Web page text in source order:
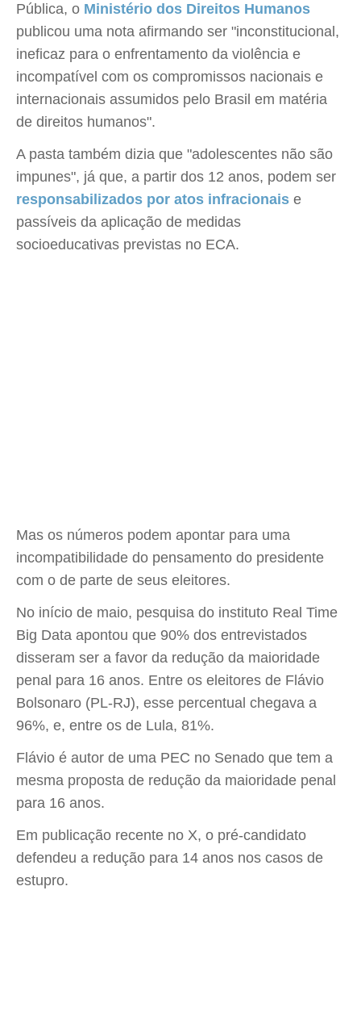
Pública, o Ministério dos Direitos Humanos
publicou uma nota afirmando ser "inconstitucional,
ineficaz para o enfrentamento da violência e
incompatível com os compromissos nacionais e
internacionais assumidos pelo Brasil em matéria
de direitos humanos".
A pasta também dizia que "adolescentes não são
impunes", já que, a partir dos 12 anos, podem ser
responsabilizados por atos infracionais e
passíveis da aplicação de medidas
socioeducativas previstas no ECA.
Mas os números podem apontar para uma
incompatibilidade do pensamento do presidente
com o de parte de seus eleitores.
No início de maio, pesquisa do instituto Real Time
Big Data apontou que 90% dos entrevistados
disseram ser a favor da redução da maioridade
penal para 16 anos. Entre os eleitores de Flávio
Bolsonaro (PL-RJ), esse percentual chegava a
96%, e, entre os de Lula, 81%.
Flávio é autor de uma PEC no Senado que tem a
mesma proposta de redução da maioridade penal
para 16 anos.
Em publicação recente no X, o pré-candidato
defendeu a redução para 14 anos nos casos de
estupro.